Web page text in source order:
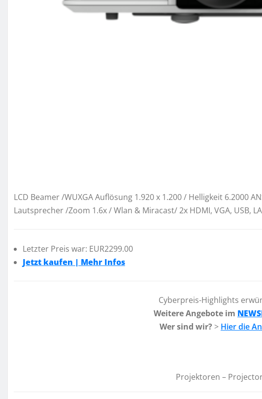
LCD Beamer /WUXGA Auflösung 1.920 x 1.200 / Helligkeit 6.2000
Lautsprecher /Zoom 1.6x / Wlan & Miracast/ 2x HDMI, VGA, USB,
Letzter Preis war: EUR2299.00
Jetzt kaufen | Mehr Infos
Cyberpreis-Highlights
Weitere Angebote im
Wer sind wir? > Hier die
Projektoren –